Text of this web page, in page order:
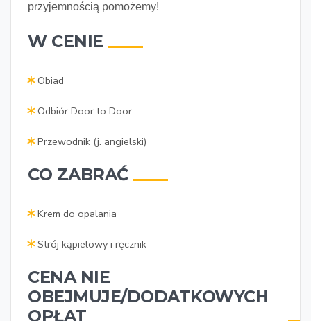
przyjemnością pomożemy!
W CENIE
Obiad
Odbiór Door to Door
Przewodnik (j. angielski)
CO ZABRAĆ
Krem do opalania
Strój kąpielowy i ręcznik
CENA NIE
OBEJMUJE/DODATKOWYCH
OPŁAT